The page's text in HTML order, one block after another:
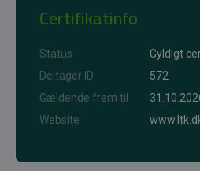
Certifikatinfo
Status
Gyldigt
Deltager ID
572
Gældende frem til
Website